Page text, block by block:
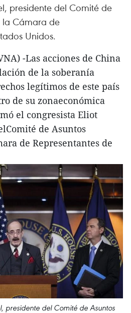
presidente del Comité de
la Cámara de
Unidos.
-Las acciones de China
de la soberanía
legítimos de este país
de su zonaeconómica
el congresista Eliot
de Asuntos
de Representantes de
presidente del Comité de Asuntos